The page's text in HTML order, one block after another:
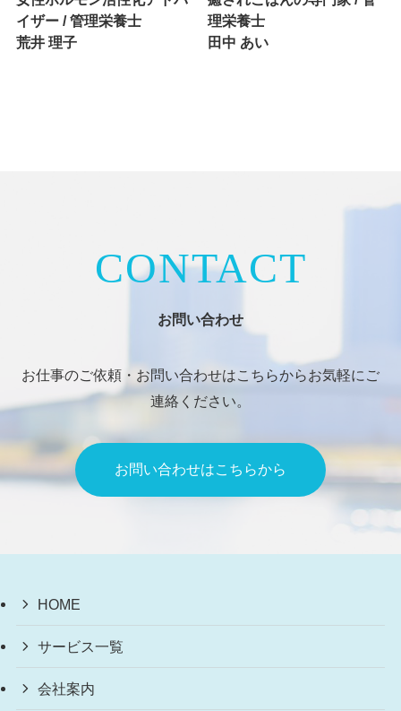
イザー / 管理栄養士
荒井 理子
理栄養士
田中 あい
CONTACT
お問い合わせ
お仕事のご依頼・お問い合わせはこちらからお気軽にご
連絡ください。
お問い合わせはこちらから
HOME
サービス一覧
会社案内